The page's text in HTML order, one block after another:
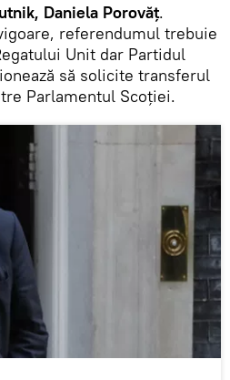
Daniela Porovăț.
referendumul trebuie
Unit dar Partidul
să solicite transferul
Parlamentul Scoţiei.